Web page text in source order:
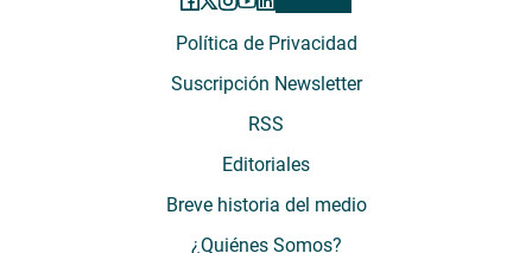
Política de Privacidad
Suscripción Newsletter
RSS
Editoriales
Breve historia del medio
¿Quiénes Somos?